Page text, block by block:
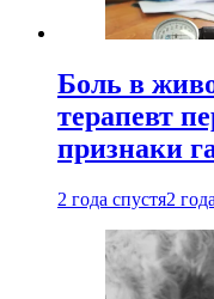
Боль в
терапевт
признаки
2 года спустя2